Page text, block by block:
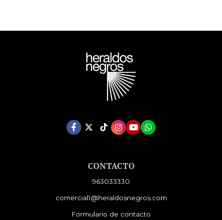
CONTACTO
963033330
comercial1@heraldosnegros.com
Formulario de contacto